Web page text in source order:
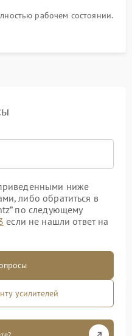
рабочем состоянии.
ниже
либо обратиться в
по следующему
если не нашли ответ на
усилителей